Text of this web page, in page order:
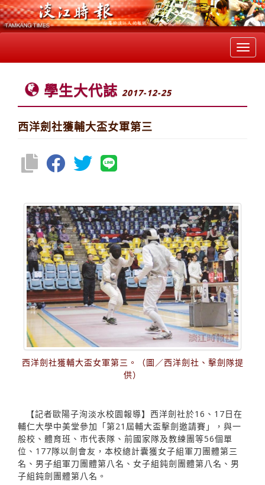
學生大代誌 2017-12-25
西洋劍社獲輔大盃女軍第三
西洋劍社獲輔大盃女軍第三。（圖／西洋劍社、擊劍隊提
供）
【記者歐陽子洵淡水校園報導】西洋劍社於16、17日在
輔仁大學中美堂參加「第21屆輔大盃擊劍邀請賽」，與一
般校、體育班、市代表隊、前國家隊及教練團等56個單
位、177隊以劍會友，本校總計囊獲女子組軍刀團體第三
名、男子組軍刀團體第八名、女子組鈍劍團體第八名、男
子組鈍劍團體第八名。